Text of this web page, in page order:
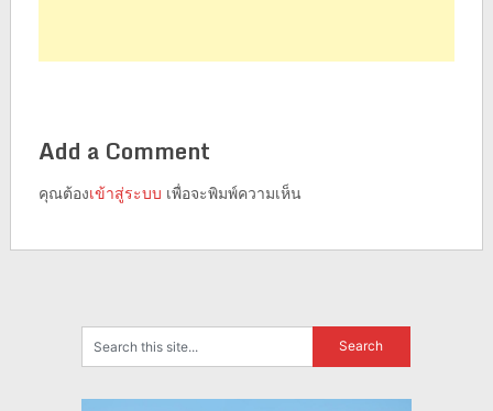
Add a Comment
คุณต้องเข้าสู่ระบบ เพื่อจะพิมพ์ความเห็น